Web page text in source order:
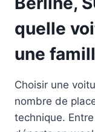
quelle
une
Choisir une
nombre de
technique.